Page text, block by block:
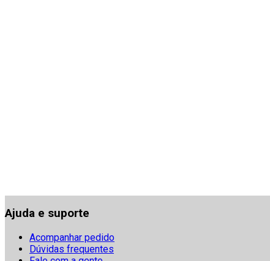
Ajuda e suporte
Acompanhar pedido
Dúvidas frequentes